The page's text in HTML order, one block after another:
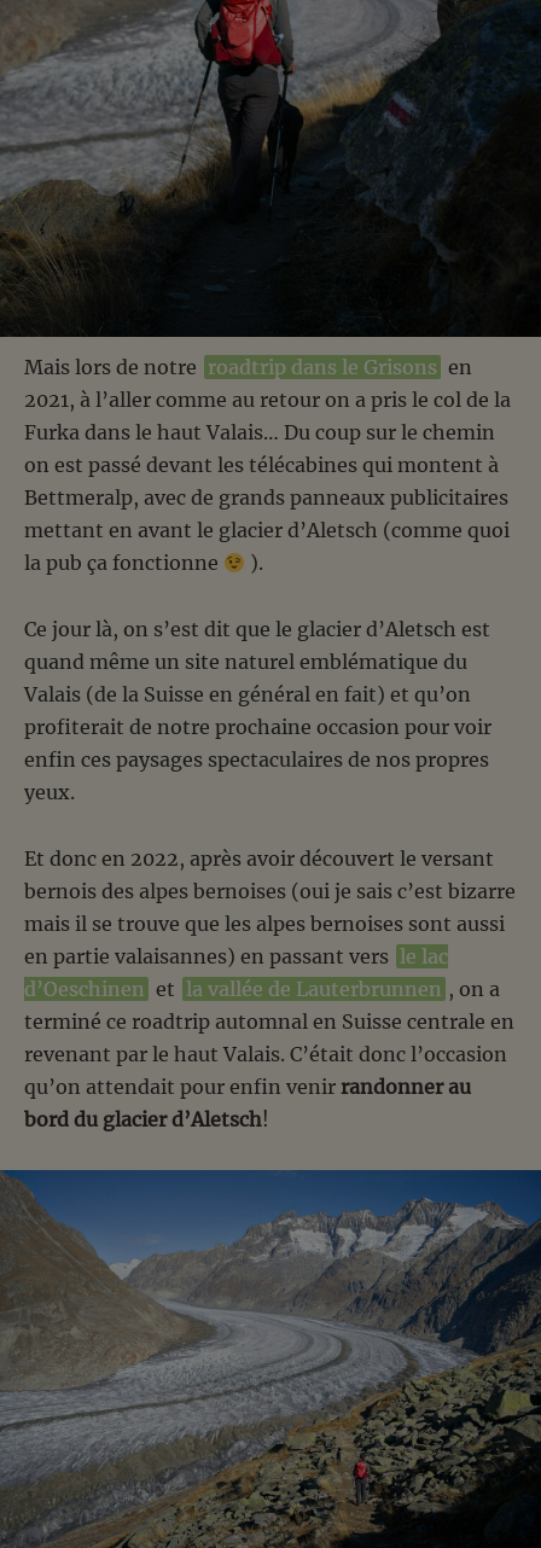
Mais lors de notre roadtrip dans le Grisons en
2021, à l’aller comme au retour on a pris le col de la
Furka dans le haut Valais… Du coup sur le chemin
on est passé devant les télécabines qui montent à
Bettmeralp, avec de grands panneaux publicitaires
mettant en avant le glacier d’Aletsch (comme quoi
la pub ça fonctionne
).
Ce jour là, on s’est dit que le glacier d’Aletsch est
quand même un site naturel emblématique du
Valais (de la Suisse en général en fait) et qu’on
profiterait de notre prochaine occasion pour voir
enfin ces paysages spectaculaires de nos propres
yeux.
Et donc en 2022, après avoir découvert le versant
bernois des alpes bernoises (oui je sais c’est bizarre
mais il se trouve que les alpes bernoises sont aussi
en partie valaisannes) en passant vers le lac
d’Oeschinen et la vallée de Lauterbrunnen , on a
terminé ce roadtrip automnal en Suisse centrale en
revenant par le haut Valais. C’était donc l’occasion
qu’on attendait pour enfin venir randonner au
bord du glacier d’Aletsch!